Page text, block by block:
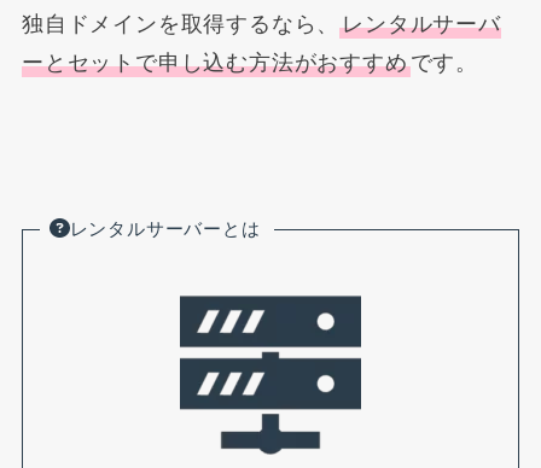
独自ドメインを取得するなら、レンタルサーバ
ーとセットで申し込む方法がおすすめです。
レンタルサーバーとは